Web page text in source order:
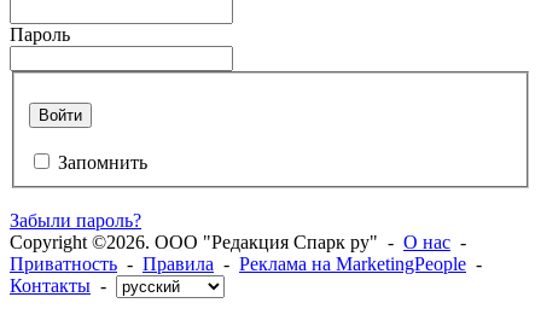
Пароль
Войти
Запомнить
Забыли пароль?
Copyright ©2026. ООО "Редакция Спарк ру" - О нас -
Приватность - Правила - Реклама на MarketingPeople -
Контакты -